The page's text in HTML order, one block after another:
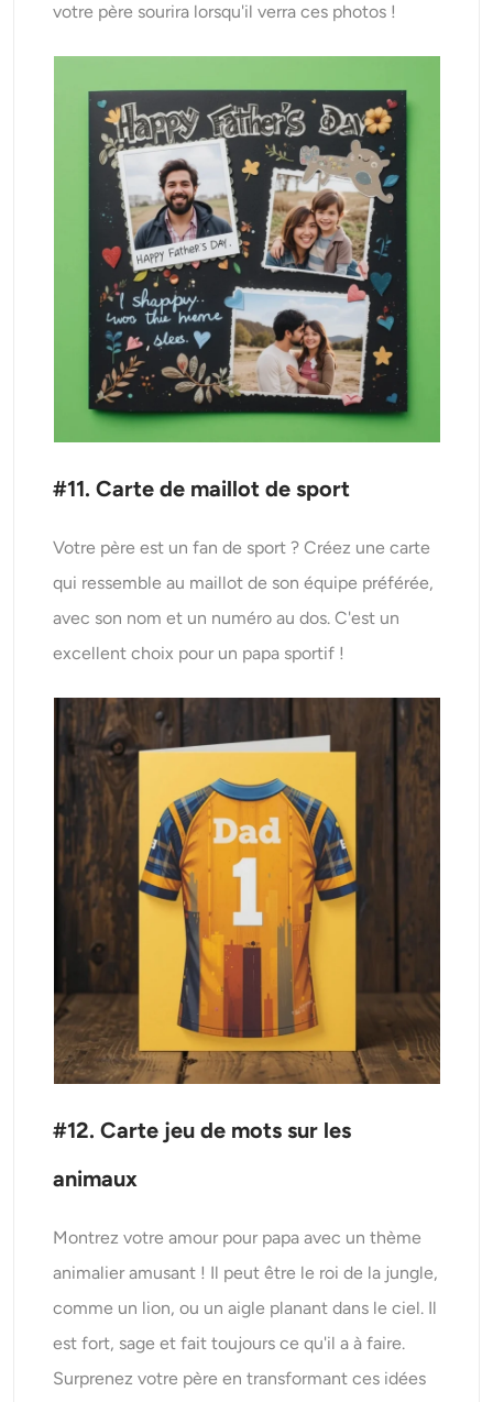
votre père sourira lorsqu'il verra ces photos !
#11. Carte de maillot de sport
Votre père est un fan de sport ? Créez une carte
qui ressemble au maillot de son équipe préférée,
avec son nom et un numéro au dos. C'est un
excellent choix pour un papa sportif !
#12. Carte jeu de mots sur les
animaux
Montrez votre amour pour papa avec un thème
animalier amusant ! Il peut être le roi de la jungle,
comme un lion, ou un aigle planant dans le ciel. Il
est fort, sage et fait toujours ce qu'il a à faire.
Surprenez votre père en transformant ces idées